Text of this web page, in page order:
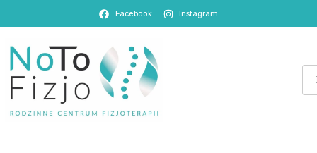
Facebook Instagram